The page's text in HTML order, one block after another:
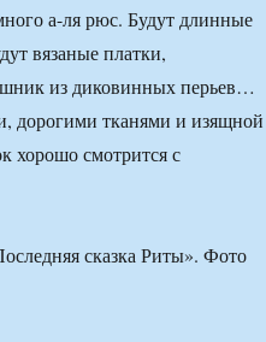
а-ля рюс. Будут длинные
вязаные платки,
из диковинных перьев…
дорогими тканями и изящной
хорошо смотрится с
сказка Риты». Фото